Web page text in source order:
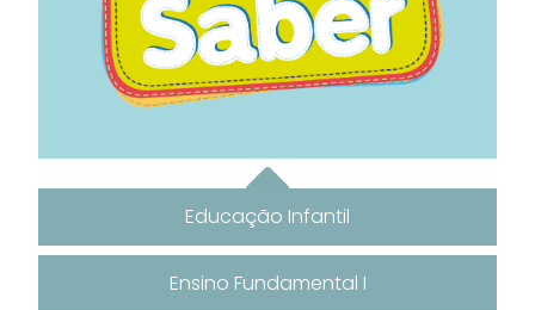
Educação Infantil
Ensino Fundamental I